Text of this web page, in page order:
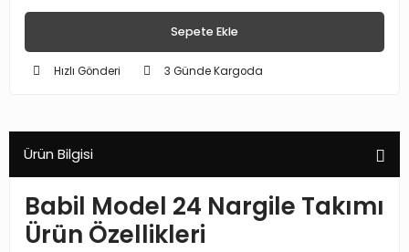
Sepete Ekle
Hızlı Gönderi 3 Günde Kargoda
Ürün Bilgisi
Babil Model 24 Nargile Takımı
Ürün Özellikleri